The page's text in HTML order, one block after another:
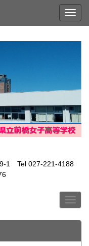
1 Tel 027-221-4188